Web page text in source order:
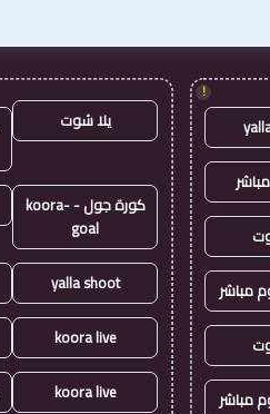
!
مباشر
مباشر
يلا شوت
كورة جول - koora-
goal
yalla shoot
koora live
koora live